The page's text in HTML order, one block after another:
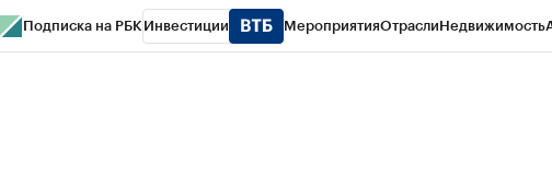
Подписка на РБК Инвестиции МероприятияОтраслиНедвижимость